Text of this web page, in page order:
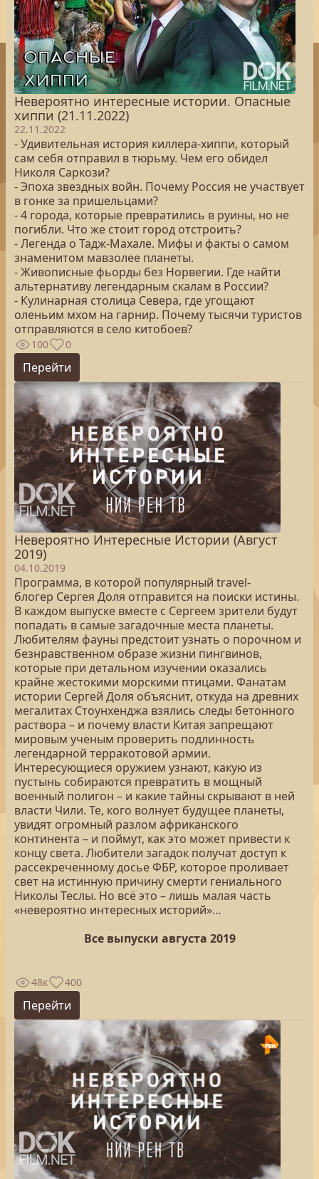
Невероятно интересные истории. Опасные
хиппи (21.11.2022)
22.11.2022
- Удивительная история киллера-хиппи, который
сам себя отправил в тюрьму. Чем его обидел
Николя Саркози?
- Эпоха звездных войн. Почему Россия не участвует
в гонке за пришельцами?
- 4 города, которые превратились в руины, но не
погибли. Что же стоит город отстроить?
- Легенда о Тадж-Махале. Мифы и факты о самом
знаменитом мавзолее планеты.
- Живописные фьорды без Норвегии. Где найти
альтернативу легендарным скалам в России?
- Кулинарная столица Севера, где угощают
оленьим мхом на гарнир. Почему тысячи туристов
отправляются в село китобоев?
100 0
Перейти
Невероятно Интересные Истории (Август
2019)
04.10.2019
Программа, в которой популярный travel-
блогер Сергея Доля отправится на поиски истины.
В каждом выпуске вместе с Сергеем зрители будут
попадать в самые загадочные места планеты.
Любителям фауны предстоит узнать о порочном и
безнравственном образе жизни пингвинов,
которые при детальном изучении оказались
крайне жестокими морскими птицами. Фанатам
истории Сергей Доля объяснит, откуда на древних
мегалитах Стоунхенджа взялись следы бетонного
раствора – и почему власти Китая запрещают
мировым ученым проверить подлинность
легендарной терракотовой армии.
Интересующиеся оружием узнают, какую из
пустынь собираются превратить в мощный
военный полигон – и какие тайны скрывают в ней
власти Чили. Те, кого волнует будущее планеты,
увидят огромный разлом африканского
континента – и поймут, как это может привести к
концу света. Любители загадок получат доступ к
рассекреченному досье ФБР, которое проливает
свет на истинную причину смерти гениального
Николы Теслы. Но всё это – лишь малая часть
«невероятно интересных историй»…
Все выпуски августа 2019
48к 400
Перейти